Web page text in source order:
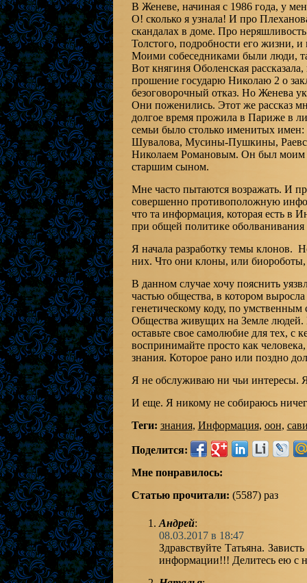
В Женеве, начиная с 1986 года, у
О! сколько я узнала! И про
скандалах в доме. Про
Толстого, подробности его жизни,
Моими собеседниками были люди,
Вот княгиня Оболенская
прошение государю Николаю 2 о
безоговорочный отказ. Но Женева
Они поженились. Этот же рассказ
долгое время прожила в Париже в
семьи было столько именитых
Шувалова, Мусины-Пушкины,
Николаем Романовым. Он был моим
старшим сыном.
Мне часто пытаются возражать. И
совершенно противоположную
что та информация, которая есть в
при общей политике
Я начала разработку темы клонов.
них. Что они клоны, или
В данном случае хочу пояснить
частью общества, в котором
генетическому коду, по
Общества живущих на Земле людей.
оставьте свое самолюбие для тех,
воспринимайте просто как
знания. Которое рано или поздно
Я не обслуживаю ни чьи интересы.
И еще. Я никому не собираюсь
Теги: знания, Информация, оон,
Поделится:
Мне понравилось:
Статью прочитали: (5587) раз
Андрей:
08.03.2017 в 18:47
Здравствуйте Татьяна.
информации!!! Делитесь ею с